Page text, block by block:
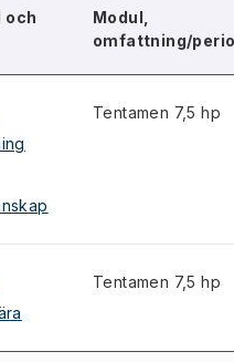
och
Modul,
omfattning/
Tentamen 7,5 hp
Tentamen 7,5 hp